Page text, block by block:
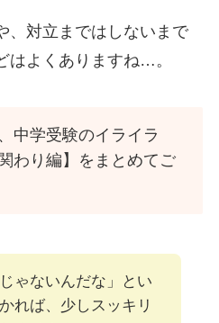
、対立まではしないまで
はよくありますね…。
中学受験のイライラ
わり編】をまとめてご
じゃないんだな」とい
れば、少しスッキリ